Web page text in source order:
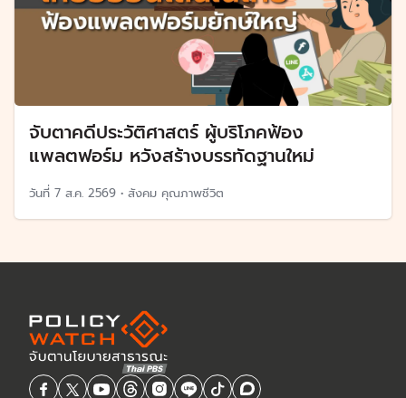
จับตาคดีประวัติศาสตร์ ผู้บริโภคฟ้อง
แพลตฟอร์ม หวังสร้างบรรทัดฐานใหม่
วันที่ 7 ส.ค. 2569 • สังคม คุณภาพชีวิต